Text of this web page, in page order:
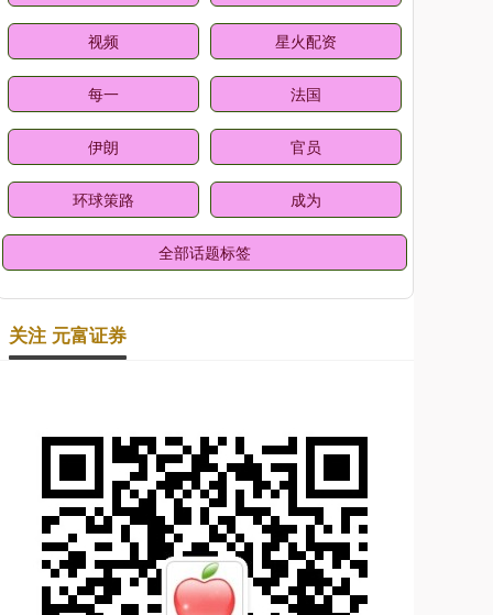
视频 星火配资
每一 法国
伊朗 官员
环球策路 成为
全部话题标签
关注 元富证券